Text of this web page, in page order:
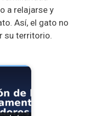
a relajarse y
Así, el gato no
su territorio.